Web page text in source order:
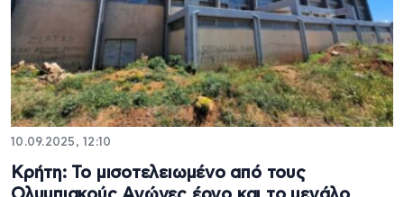
10.09.2025, 12:10
Κρήτη: Το μισοτελειωμένο από τους